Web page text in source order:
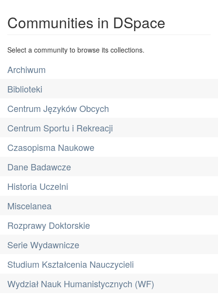
Communities in DSpace
Select a community to browse its collections.
Archiwum
Biblioteki
Centrum Języków Obcych
Centrum Sportu i Rekreacji
Czasopisma Naukowe
Dane Badawcze
Historia Uczelni
Miscelanea
Rozprawy Doktorskie
Serie Wydawnicze
Studium Kształcenia Nauczycieli
Wydział Nauk Humanistycznych (WF)